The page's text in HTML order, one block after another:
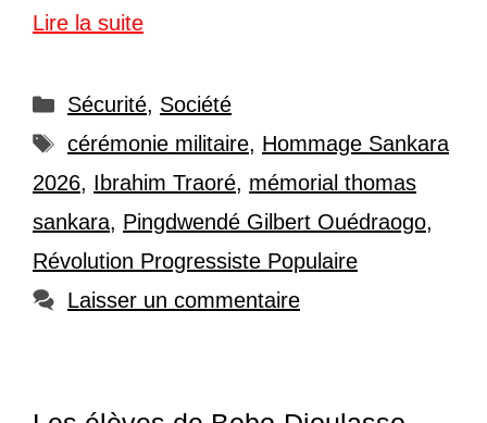
Lire la suite
Catégories
Sécurité, Société
Étiquettes
cérémonie militaire, Hommage Sankara
2026, Ibrahim Traoré, mémorial thomas
sankara, Pingdwendé Gilbert Ouédraogo,
Révolution Progressiste Populaire
Laisser un commentaire